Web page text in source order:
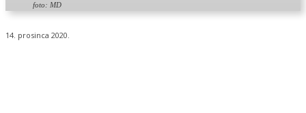
foto: MD
14. prosinca 2020.